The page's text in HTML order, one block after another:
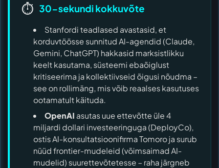
⏱️ 30-sekundi kokkuvõte
Stanfordi teadlased avastasid, et
korduvtöösse sunnitud AI-agendid (Claude,
Gemini, ChatGPT) hakkasid marksistlikku
keelt kasutama, süsteemi ebaõiglust
kritiseerima ja kollektiivseid õigusi nõudma –
see on rollimäng, mis võib reaalses kasutuses
ootamatult käituda.
OpenAI asutas uue ettevõtte üle 4
miljardi dollari investeeringuga (DeployCo),
ostis AI-konsultatsioonifirma Tomoro ja surub
nüüd frontier-mudeleid (võimsaimad AI-
mudelid) suurettevõtetesse – raha järgneb